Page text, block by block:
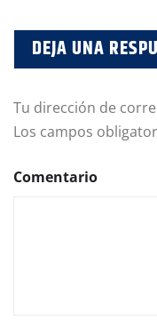
DEJA UNA
Tu dirección de
Los campos
Comentario